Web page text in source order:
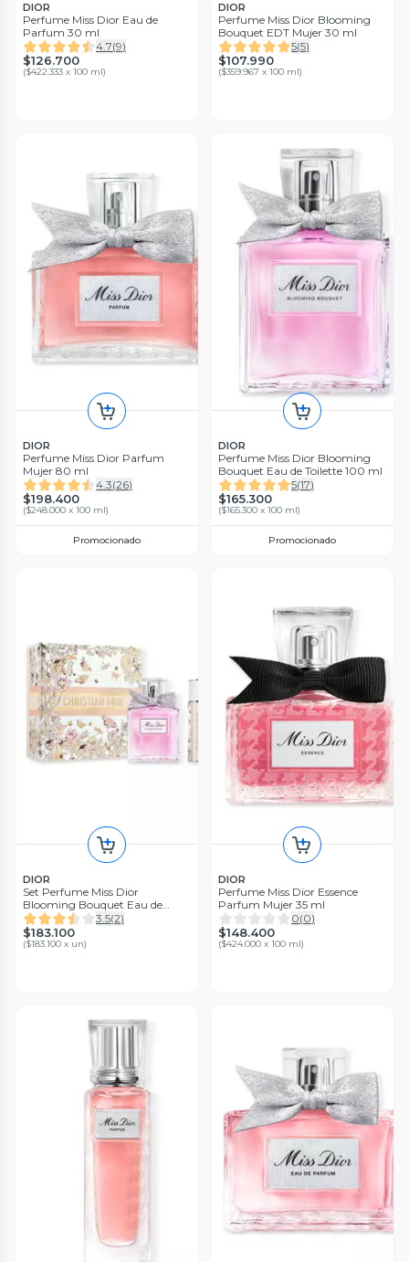
DIOR
Perfume Miss Dior Eau de
Parfum 30 ml
4.7(9)
$126.700
($422.333 x 100 ml)
DIOR
Perfume Miss Dior Blooming
Bouquet EDT Mujer 30 ml
5(5)
$107.990
($359.967 x 100 ml)
DIOR
Perfume Miss Dior Parfum
Mujer 80 ml
4.3(26)
$198.400
($248.000 x 100 ml)
Promocionado
DIOR
Perfume Miss Dior Blooming
Bouquet Eau de Toilette 100 ml
5(17)
$165.300
($165.300 x 100 ml)
Promocionado
DIOR
Set Perfume Miss Dior
Blooming Bouquet Eau de
Toilette + Vaporizador de Viaje
3.5(2)
$183.100
($183.100 x un)
DIOR
Perfume Miss Dior Essence
Parfum Mujer 35 ml
0(0)
$148.400
($424.000 x 100 ml)